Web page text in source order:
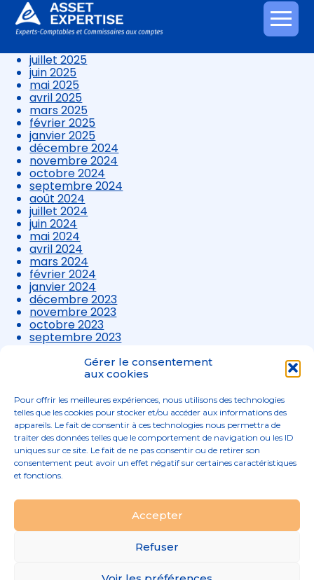
Gérer le consentement
aux cookies
Pour offrir les meilleures expériences, nous utilisons des technologies
telles que les cookies pour stocker et/ou accéder aux informations des
appareils. Le fait de consentir à ces technologies nous permettra de
traiter des données telles que le comportement de navigation ou les ID
uniques sur ce site. Le fait de ne pas consentir ou de retirer son
consentement peut avoir un effet négatif sur certaines caractéristiques
et fonctions.
Accepter
Refuser
Aller
au
novembre 2025
octobre 2025
septembre 2025
juillet 2025
juin 2025
mai 2025
avril 2025
mars 2025
février 2025
janvier 2025
décembre 2024
novembre 2024
octobre 2024
septembre 2024
août 2024
juillet 2024
juin 2024
mai 2024
avril 2024
mars 2024
février 2024
janvier 2024
décembre 2023
novembre 2023
octobre 2023
septembre 2023
août 2023
juillet 2023
avril 2023
mars 2023
Principale
02 96 52 68 68
MENTIONS LÉGALES